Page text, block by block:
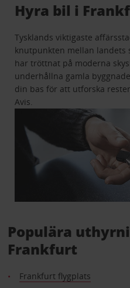
Hyra bil i
Tysklands viktigaste
knutpunkten mellan landets
har tröttnat på moderna
underhållna gamla
din bas för att utforska
Avis.
Populära
Frankfurt
Frankfurt flygplats